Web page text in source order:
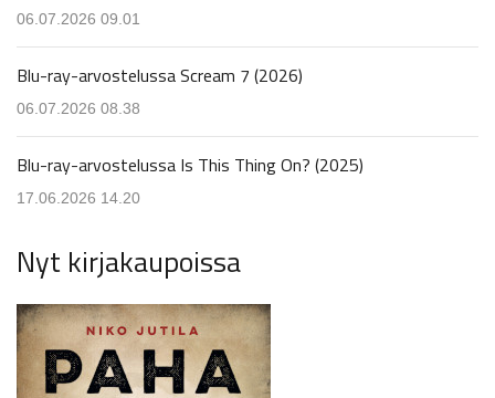
06.07.2026 09.01
Blu-ray-arvostelussa Scream 7 (2026)
06.07.2026 08.38
Blu-ray-arvostelussa Is This Thing On? (2025)
17.06.2026 14.20
Nyt kirjakaupoissa